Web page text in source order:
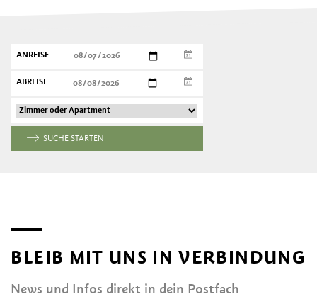
ANREISE
ABREISE
SUCHE STARTEN
BLEIB MIT UNS IN VERBINDUNG
News und Infos direkt in dein Postfach